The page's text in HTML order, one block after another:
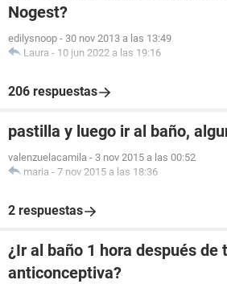
Nogest?
edilysnoop - 30 nov 2013 a las 13:49
Laura - 10 jun 2022 a las 19:16
206 respuestas
pastilla y luego ir al baño,
valenzuelacamila - 3 nov 2015 a las 00:52
maria - 7 nov 2015 a las 18:36
2 respuestas
¿Ir al baño 1 hora después de
anticonceptiva?